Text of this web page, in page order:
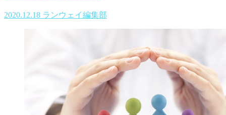
2020.12.18 ランウェイ編集部